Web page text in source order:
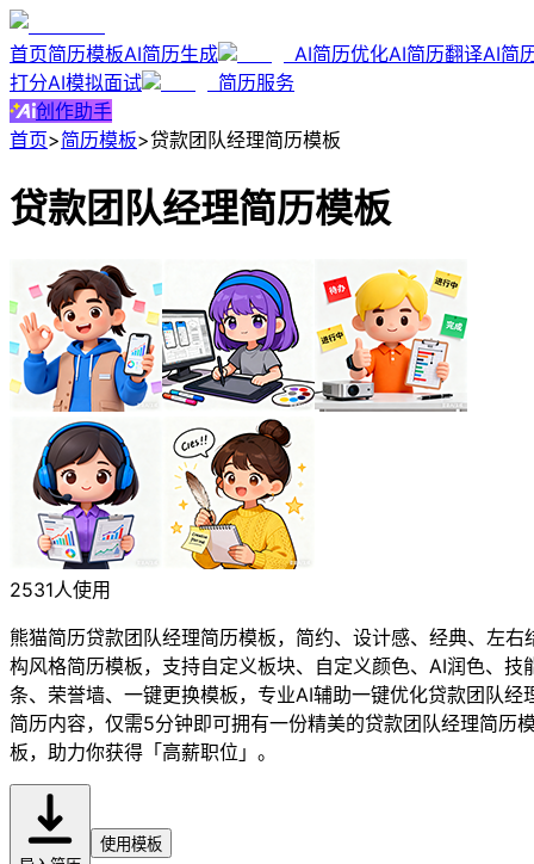
首页简历模板AI简历生成 AI简历优化AI简历翻译AI简
打分AI模拟面试
简历服务
创作助手
首页>简历模板>贷款团队经理简历模板
贷款团队经理简历模板
2531人使用
熊猫简历贷款团队经理简历模板，简约、设计感、经典、左右
构风格简历模板，支持自定义板块、自定义颜色、AI润色、技
条、荣誉墙、一键更换模板，专业AI辅助一键优化贷款团队经
简历内容，仅需5分钟即可拥有一份精美的贷款团队经理简历
板，助力你获得「高薪职位」。
使用模板